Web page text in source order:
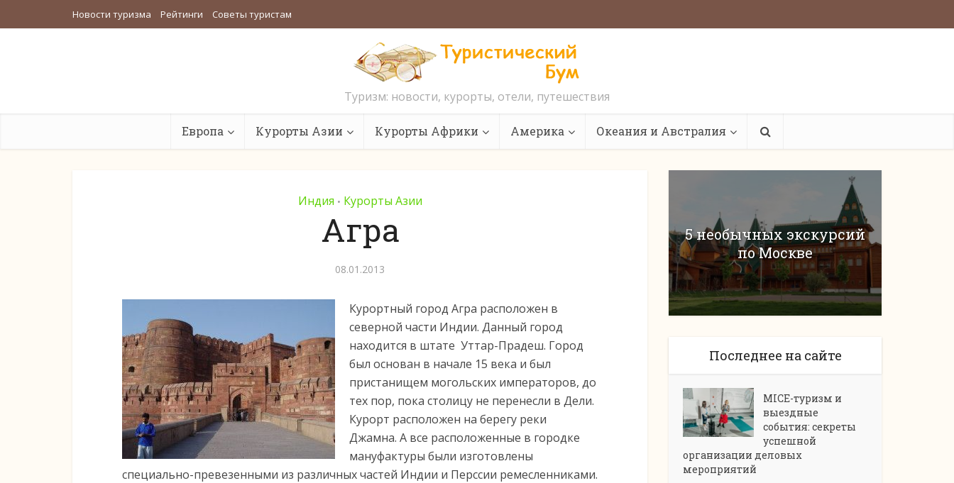
Новости туризма Рейтинги Советы туристам
Туризм: новости, курорты, отели, путешествия
Европа Курорты Азии Курорты Африки Америка Океания и Австралия
Индия • Курорты Азии
Агра
08.01.2013
Курортный город Агра расположен в
северной части Индии. Данный город
находится в штате Уттар-Прадеш. Город
был основан в начале 15 века и был
пристанищем могольских императоров, до
тех пор, пока столицу не перенесли в Дели.
Курорт расположен на берегу реки
Джамна. А все расположенные в городке
мануфактуры были изготовлены
специально-превезенными из различных частей Индии и Перссии ремесленниками.
5 необычных экскурсий
по Москве
Последнее на сайте
MICE-туризм и
выездные
события: секреты
успешной
организации деловых
мероприятий